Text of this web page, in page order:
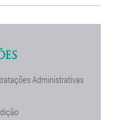
Administrativas